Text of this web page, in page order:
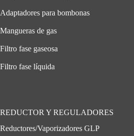
Adaptadores para bombonas
Mangueras de gas
Filtro fase gaseosa
Filtro fase líquida
REDUCTOR Y REGULADORES
Reductores/Vaporizadores GLP